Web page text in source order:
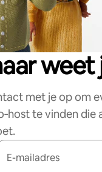
weet
met je op om
te vinden die
E-mailadres